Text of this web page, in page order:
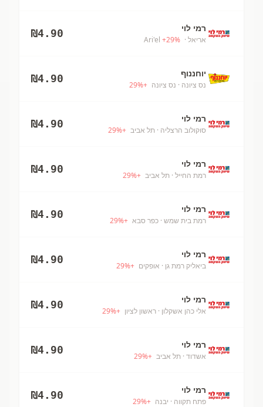
רמי לוי
אריאל · Ari'el
+29%
₪4.90
יוחננוף
נס ציונה · נס ציונה +
29%
₪4.90
רמי לוי
סוקולוב הרצליה · תל אביב +
29%
₪4.90
רמי לוי
רמת החייל · תל אביב +
29%
₪4.90
רמי לוי
רמת בית שמש · כפר סבא +
29%
₪4.90
רמי לוי
ביאליק רמת גן · אופקים +
29%
₪4.90
רמי לוי
אלי כהן אשקלון · ראשון לציון +
29%
₪4.90
רמי לוי
אשדוד · תל אביב +
29%
₪4.90
רמי לוי
פתח תקווה · יבנה +
29%
₪4.90